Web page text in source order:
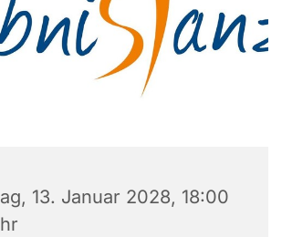
13. Januar 2028, 18:00